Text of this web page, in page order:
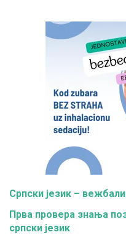
Српски језик –
Прва провера знања
српски језик